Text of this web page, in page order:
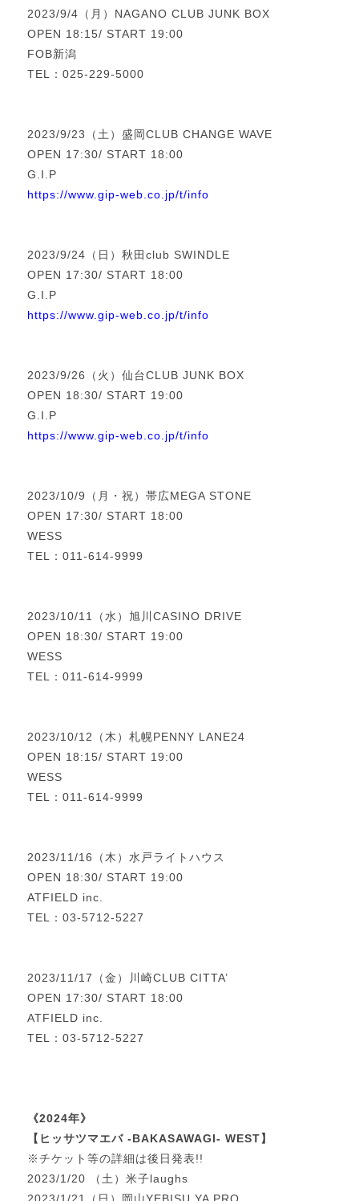
2023/9/4（月）NAGANO CLUB JUNK BOX
OPEN 18:15/ START 19:00
FOB新潟
TEL：025-229-5000
2023/9/23（土）盛岡CLUB CHANGE WAVE
OPEN 17:30/ START 18:00
G.I.P
https://www.gip-web.co.jp/t/info
2023/9/24（日）秋田club SWINDLE
OPEN 17:30/ START 18:00
G.I.P
https://www.gip-web.co.jp/t/info
2023/9/26（火）仙台CLUB JUNK BOX
OPEN 18:30/ START 19:00
G.I.P
https://www.gip-web.co.jp/t/info
2023/10/9（月・祝）帯広MEGA STONE
OPEN 17:30/ START 18:00
WESS
TEL：011-614-9999
2023/10/11（水）旭川CASINO DRIVE
OPEN 18:30/ START 19:00
WESS
TEL：011-614-9999
2023/10/12（木）札幌PENNY LANE24
OPEN 18:15/ START 19:00
WESS
TEL：011-614-9999
2023/11/16（木）水戸ライトハウス
OPEN 18:30/ START 19:00
ATFIELD inc.
TEL：03-5712-5227
2023/11/17（金）川崎CLUB CITTA’
OPEN 17:30/ START 18:00
ATFIELD inc.
TEL：03-5712-5227
《2024年》
【ヒッサツマエバ -BAKASAWAGI- WEST】
※チケット等の詳細は後日発表!!
2023/1/20 （土）米子laughs
2023/1/21（日）岡山YEBISU YA PRO